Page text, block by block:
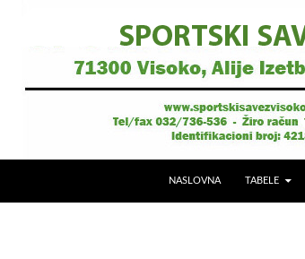
NASLOVNA TABELE